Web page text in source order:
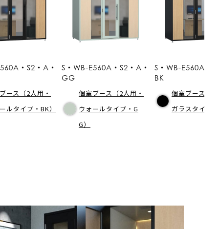
・S2・A・
ース（2人用・
ルタイプ・BK）
S・WB-E560A・S2・A・
GG
個室ブース（2人用・
ウォールタイプ・G
G）
S・WB-E560A・
BK
個室ブース（2
ガラスタイプ